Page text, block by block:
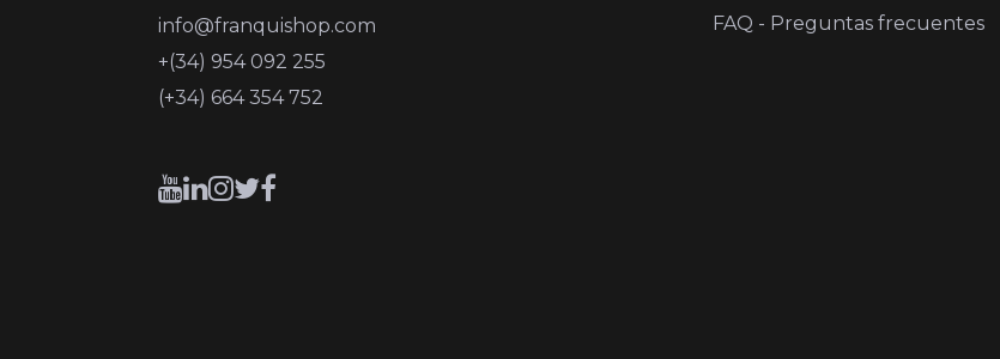
info@franquishop.com
+(34) 954 092 255
(+34) 664 354 752
FAQ - Preguntas frecuentes